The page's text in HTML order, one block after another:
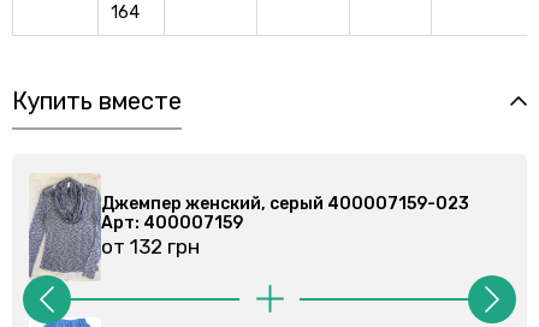
164
Купить вместе
023
Джемпер женский, серый
Арт: 400007159